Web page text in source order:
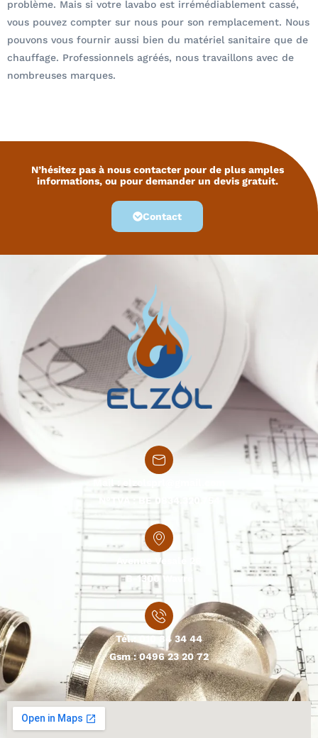
problème. Mais si votre lavabo est irrémédiablement cassé,
vous pouvez compter sur nous pour son remplacement. Nous
pouvons vous fournir aussi bien du matériel sanitaire que de
chauffage. Professionnels agréés, nous travaillons avec de
nombreuses marques.
N’hésitez pas à nous contacter pour de plus amples
informations, ou pour demander un devis gratuit.
Contact
N°TVA : BE 0834.320.754
Avenue Vesale 26
B-1300 Wavre
Tél.:010 84 34 44
Gsm :0496 23 20 72